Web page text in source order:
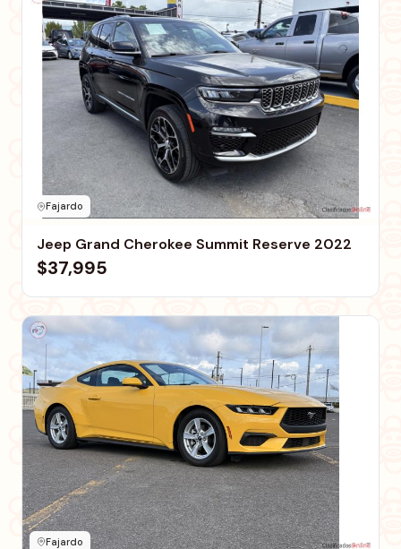
Fajardo
Jeep Grand Cherokee Summit Reserve 2022
$37,995
Fajardo